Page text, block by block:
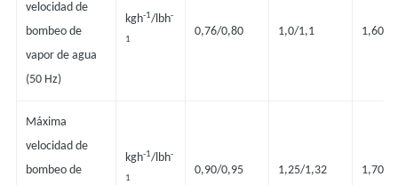
velocidad de
bombeo de
vapor de agua
(50 Hz)
kgh-1/lbh-
1
0,76/0,80 1,0/1,1 1,60/
Máxima
velocidad de
bombeo de
kgh-1/lbh-
1
0,90/0,95 1,25/1,32 1,70/